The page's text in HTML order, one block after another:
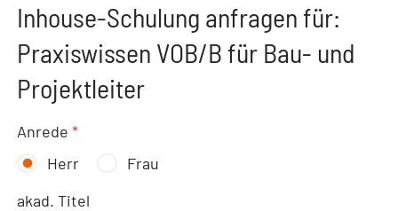
Inhouse-Schulung anfragen für:
Praxiswissen VOB/B für Bau- und
Projektleiter
Anrede*
Herr
Frau
akad. Titel